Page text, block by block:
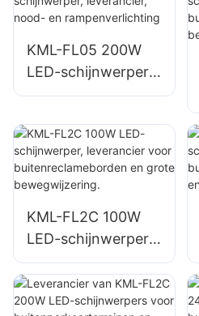
verlichting op
bouwplaatsen.
KML-FL05 200W
LED-schijnwerper,
leverancier, nood-
rampenverlichting
KML-FL2C 100W
LED-schijnwerper,
leverancier voor
buitenreclamebord
en en grote